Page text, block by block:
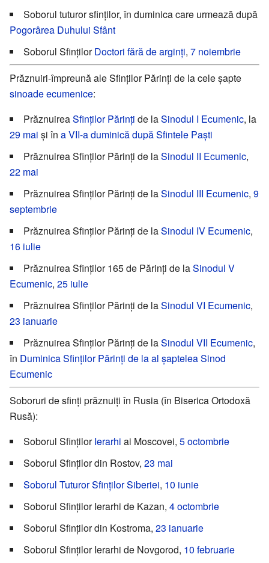
Soborul tuturor sfinților, în duminica care urmează după
Pogorârea Duhului Sfânt
Soborul SfințilorDoctori fără de arginți, 7 noiembrie
Prăznuiri-împreună ale Sfinților Părinți de la cele șapte
sinoade ecumenice:
PrăznuireaSfinților Părinți de laSinodul I Ecumenic, la
29 mai și în a VII-a duminică după Sfintele Paști
Prăznuirea Sfinților Părinți de laSinodul II Ecumenic,
22 mai
Prăznuirea Sfinților Părinți de laSinodul III Ecumenic, 9
septembrie
Prăznuirea Sfinților Părinți de laSinodul IV Ecumenic,
16 iulie
Prăznuirea Sfinților 165 de Părinți de laSinodul V
Ecumenic, 25 iulie
Prăznuirea Sfinților Părinți de laSinodul VI Ecumenic,
23 ianuarie
Prăznuirea Sfinților Părinți de laSinodul VII Ecumenic,
în Duminica Sfinților Părinți de la al șaptelea Sinod
Ecumenic
Soboruri de sfinți prăznuiți în Rusia (în Biserica Ortodoxă
Rusă):
Soborul SfințilorIerarhi ai Moscovei, 5 octombrie
Soborul Sfinților din Rostov, 23 mai
Soborul Tuturor Sfinților Siberiei, 10 iunie
Soborul Sfinților Ierarhi de Kazan, 4 octombrie
Soborul Sfinților din Kostroma, 23 ianuarie
Soborul Sfinților Ierarhi de Novgorod, 10 februarie